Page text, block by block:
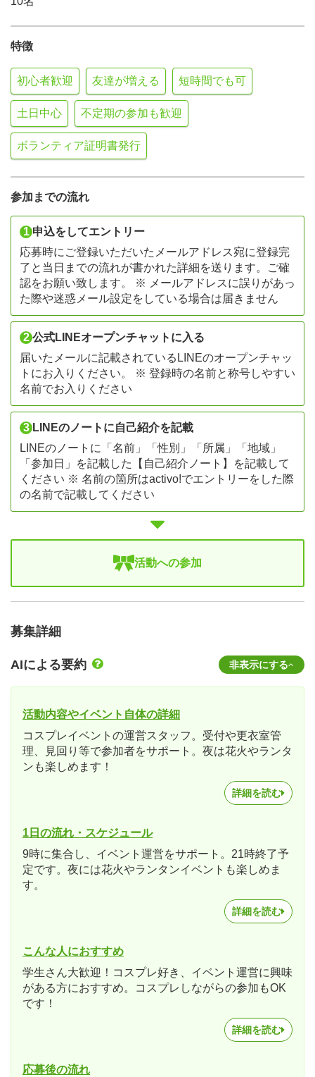
特徴
初心者歓迎 友達が増える 短時間でも可
土日中心 不定期の参加も歓迎
ボランティア証明書発行
参加までの流れ
1 申込をしてエントリー
応募時にご登録いただいたメールアドレス宛に登録完
了と当日までの流れが書かれた詳細を送ります。ご確
認をお願い致します。 ※ メールアドレスに誤りがあっ
た際や迷惑メール設定をしている場合は届きません
2 公式LINEオープンチャットに入る
届いたメールに記載されているLINEのオープンチャッ
トにお入りください。 ※ 登録時の名前と称号しやすい
名前でお入りください
3 LINEのノートに自己紹介を記載
LINEのノートに「名前」「性別」「所属」「地域」
「参加日」を記載した【自己紹介ノート】を記載して
ください ※ 名前の箇所はactivo!でエントリーをした際
の名前で記載してください
活動への参加
募集詳細
AIによる要約 非表示にする
活動内容やイベント自体の詳細
コスプレイベントの運営スタッフ。受付や更衣室管
理、見回り等で参加者をサポート。夜は花火やランタ
ンも楽しめます！
詳細を読む
1日の流れ・スケジュール
9時に集合し、イベント運営をサポート。21時終了予
定です。夜には花火やランタンイベントも楽しめま
す。
詳細を読む
こんな人におすすめ
学生さん大歓迎！コスプレ好き、イベント運営に興味
がある方におすすめ。コスプレしながらの参加もOK
です！
詳細を読む
応募後の流れ